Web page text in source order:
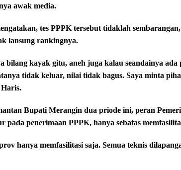
awak media.
tes PPPK tersebut tidaklah
lansung rankingnya.
bilang kayak gitu, aneh juga kalau seandainya
tidak keluar, nilai tidak bagus. Saya minta
Bupati Merangin dua priode ini, peran
pada penerimaan PPPK, hanya sebatas
hanya memfasilitasi saja. Semua teknis